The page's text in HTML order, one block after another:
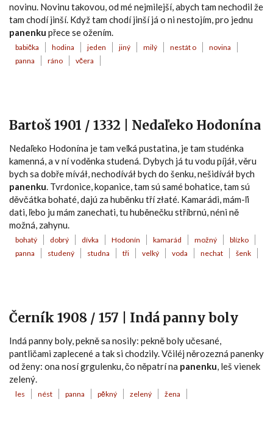
novinu. Novinu takovou, od mé nejmilejší, abych tam nechodil že
tam chodí jinší. Když tam chodí jinší já o ni nestojím, pro jednu
panenku přece se ožením.
babička hodina jeden jiný milý nestát o
novina
panna
ráno včera
Bartoš 1901 / 1332 | Nedaľeko Hodonína
Nedaľeko Hodonína je tam veľká pustatina, je tam studénka
kamenná, a v ní voděnka studená. Dybych já tu vodu píjáł, věru
bych sa dobře míváł, nechodíváł bych do šenku, nešidíváł bych
panenku. Tvrdonice, kopanice, tam sú samé bohatice, tam sú
děvčátka bohaté, dajú za huběnku tří złaté. Kamarádi, mám-ľi
dati, ľebo ju mám zanechati, tu huběnečku stříbrnú, néni ně
možná, zahynu.
bohatý dobrý dívka Hodonín kamarád možný
blízko
panna
studený studna tři velký voda nechat šenk
Černík 1908 / 157 | Indá panny boly
Indá panny boly, pekně sa nosily: pekně boly učesané,
pantličami zaplecené a tak si chodzily. Včiléj něrozezná panenky
od ženy: ona nosí grgulenku, čo něpatrí na panenku, leš vienek
zelený.
les nést panna pěkný zelený žena